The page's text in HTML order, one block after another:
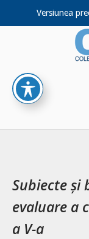
Versiunea
Subiecte și
evaluare a
a V-a